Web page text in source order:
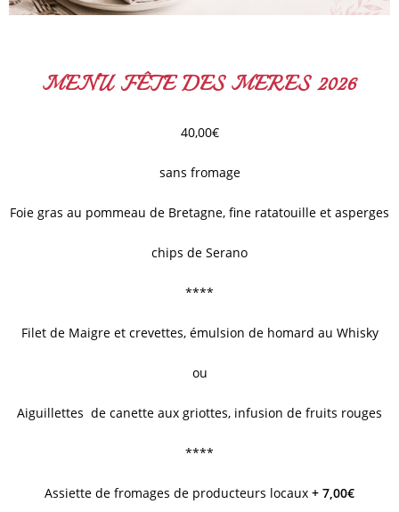
MENU FÊTE DES MERES 2026
40,00€
sans fromage
Foie gras au pommeau de Bretagne, fine ratatouille et asperges
chips de Serano
****
Filet de Maigre et crevettes, émulsion de homard au Whisky
ou
Aiguillettes de canette aux griottes, infusion de fruits rouges
****
Assiette de fromages de producteurs locaux + 7,00€